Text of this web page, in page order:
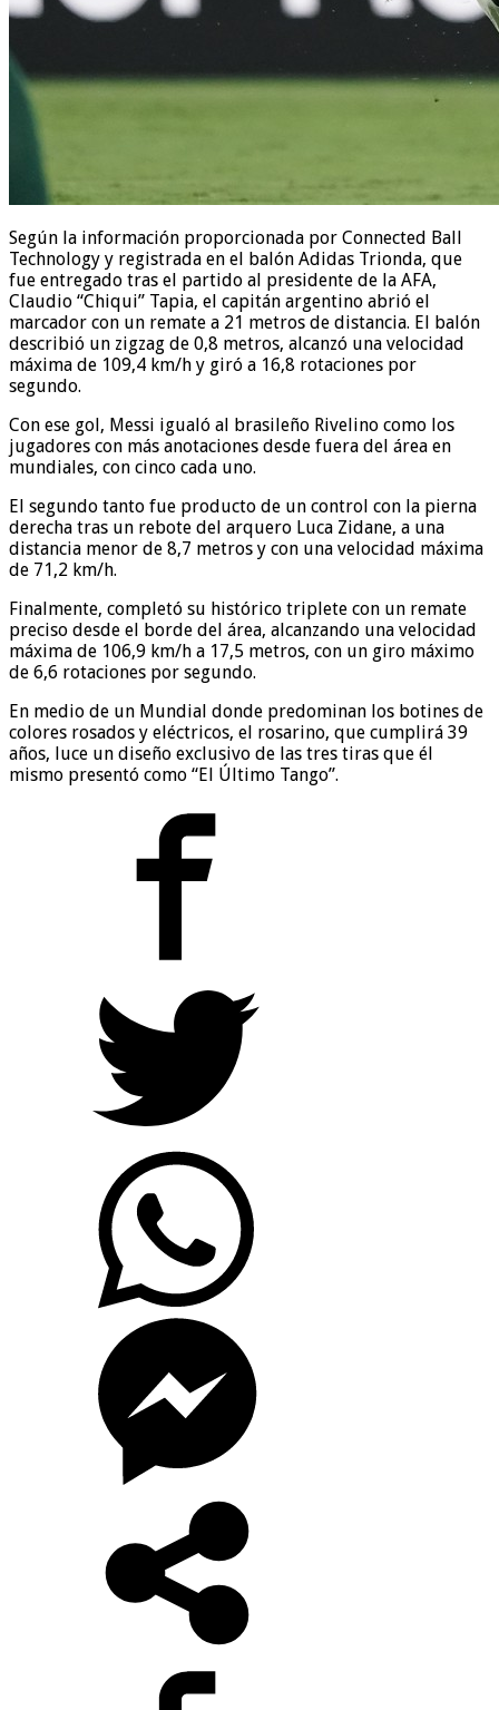
Según la información proporcionada por Connected Ball
Technology y registrada en el balón Adidas Trionda, que
fue entregado tras el partido al presidente de la AFA,
Claudio “Chiqui” Tapia, el capitán argentino abrió el
marcador con un remate a 21 metros de distancia. El balón
describió un zigzag de 0,8 metros, alcanzó una velocidad
máxima de 109,4 km/h y giró a 16,8 rotaciones por
segundo.
Con ese gol, Messi igualó al brasileño Rivelino como los
jugadores con más anotaciones desde fuera del área en
mundiales, con cinco cada uno.
El segundo tanto fue producto de un control con la pierna
derecha tras un rebote del arquero Luca Zidane, a una
distancia menor de 8,7 metros y con una velocidad máxima
de 71,2 km/h.
Finalmente, completó su histórico triplete con un remate
preciso desde el borde del área, alcanzando una velocidad
máxima de 106,9 km/h a 17,5 metros, con un giro máximo
de 6,6 rotaciones por segundo.
En medio de un Mundial donde predominan los botines de
colores rosados y eléctricos, el rosarino, que cumplirá 39
años, luce un diseño exclusivo de las tres tiras que él
mismo presentó como “El Último Tango”.